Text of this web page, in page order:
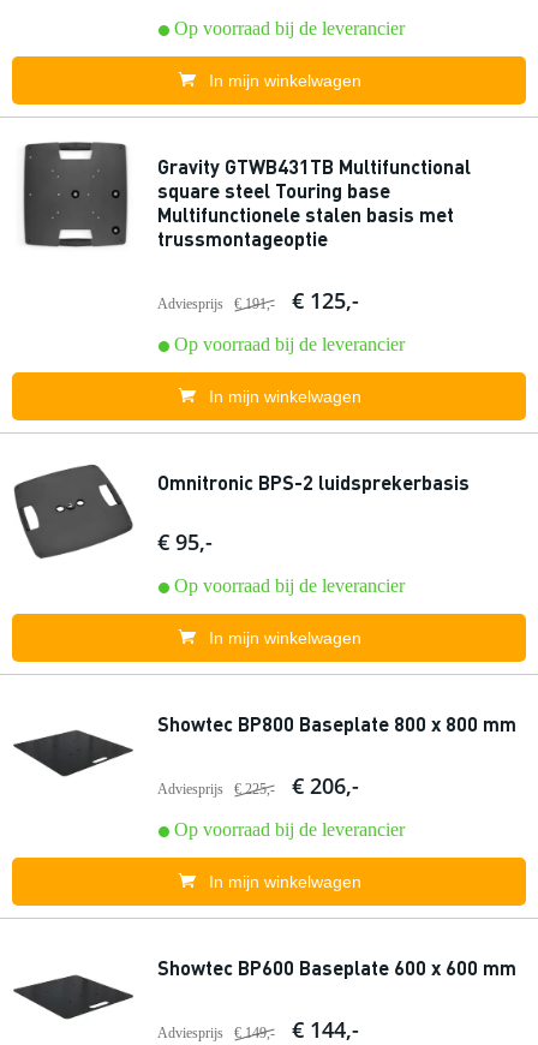
Op voorraad bij de leverancier
In mijn winkelwagen
Gravity GTWB431TB Multifunctional
square steel Touring base
Multifunctionele stalen basis met
trussmontageoptie
Adviesprijs € 191,- € 125,-
Op voorraad bij de leverancier
In mijn winkelwagen
Omnitronic BPS-2 luidsprekerbasis
€ 95,-
Op voorraad bij de leverancier
In mijn winkelwagen
Showtec BP800 Baseplate 800 x 800 mm
Adviesprijs € 225,- € 206,-
Op voorraad bij de leverancier
In mijn winkelwagen
Showtec BP600 Baseplate 600 x 600 mm
Adviesprijs € 149,- € 144,-